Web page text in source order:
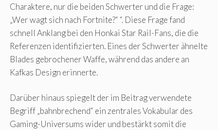
Charaktere, nur die beiden Schwerter und die Frage:
„Wer wagt sich nach Fortnite?“ “. Diese Frage fand
schnell Anklang bei den Honkai Star Rail-Fans, die die
Referenzen identifizierten. Eines der Schwerter ähnelte
Blades gebrochener Waffe, während das andere an
Kafkas Design erinnerte.
Darüber hinaus spiegelt der im Beitrag verwendete
Begriff „bahnbrechend“ ein zentrales Vokabular des
Gaming-Universums wider und bestärkt somit die